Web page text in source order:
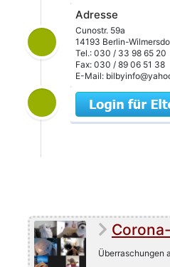
Adresse
Cunostr. 59a
14193 Berlin-
Tel.: 030 / 33 98 65 20
Fax: 030 / 89 06 51 38
E-Mail:
Überraschungen